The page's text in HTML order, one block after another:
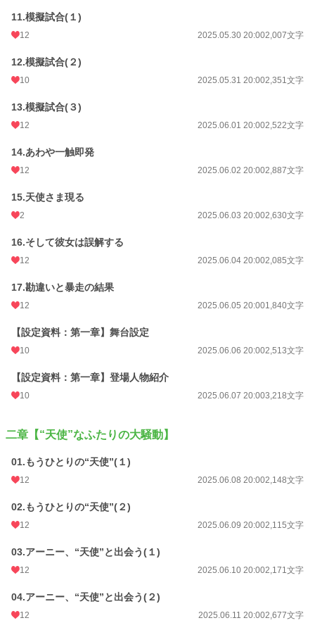
66,372 位 / 66,372 件
更新日時
初回公開日時 2025.05.17 20:00
週間ポイント
月間ポイント 70 pt (73,336 位)
年間ポイント
累計ポイント 15,959 pt (79,002 位)
11.模擬試合(１)
12 2025.05.30 20:002,007文字
12.模擬試合(２)
10 2025.05.31 20:002,351文字
13.模擬試合(３)
12 2025.06.01 20:002,522文字
14.あわや一触即発
12 2025.06.02 20:002,887文字
15.天使さま現る
2 2025.06.03 20:002,630文字
16.そして彼女は誤解する
12 2025.06.04 20:002,085文字
17.勘違いと暴走の結果
12 2025.06.05 20:001,840文字
【設定資料：第一章】舞台設定
10 2025.06.06 20:002,513文字
【設定資料：第一章】登場人物紹介
10 2025.06.07 20:003,218文字
二章【“天使”なふたりの大騒動】
01.もうひとりの“天使”(１)
12 2025.06.08 20:002,148文字
02.もうひとりの“天使”(２)
12 2025.06.09 20:002,115文字
03.アーニー、“天使”と出会う(１)
12 2025.06.10 20:002,171文字
04.アーニー、“天使”と出会う(２)
12 2025.06.11 20:002,677文字